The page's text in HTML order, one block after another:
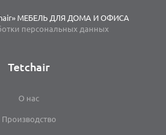
МЕБЕЛЬ ДЛЯ ДОМА И ОФИСА
персональных данных
Tetchair
О нас
Производство